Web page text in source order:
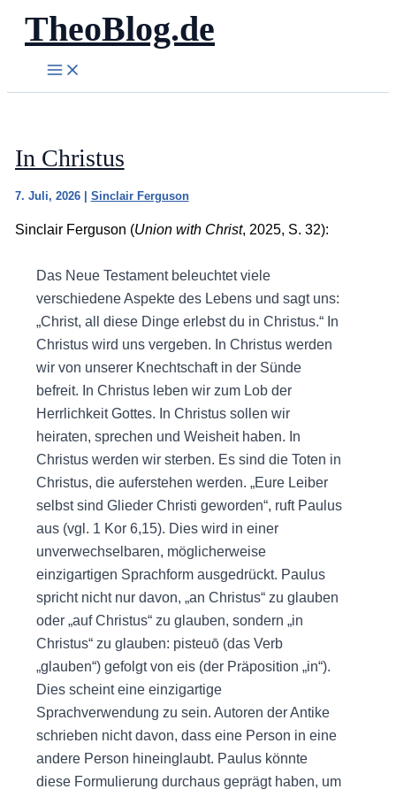
Zum
Inhalt
springen
TheoBlog.de
In Christus
7. Juli, 2026 Sinclair Ferguson
Sinclair Ferguson (Union with Christ, 2025, S. 32):
Das Neue Testament beleuchtet viele
verschiedene Aspekte des Lebens und sagt uns:
„Christ, all diese Dinge erlebst du in Christus.“ In
Christus wird uns vergeben. In Christus werden
wir von unserer Knechtschaft in der Sünde
befreit. In Christus leben wir zum Lob der
Herrlichkeit Gottes. In Christus sollen wir
heiraten, sprechen und Weisheit haben. In
Christus werden wir sterben. Es sind die Toten in
Christus, die auferstehen werden. „Eure Leiber
selbst sind Glieder Christi geworden“, ruft Paulus
aus (vgl. 1 Kor 6,15). Dies wird in einer
unverwechselbaren, möglicherweise
einzigartigen Sprachform ausgedrückt. Paulus
spricht nicht nur davon, „an Christus“ zu glauben
oder „auf Christus“ zu glauben, sondern „in
Christus“ zu glauben: pisteuō (das Verb
„glauben“) gefolgt von eis (der Präposition „in“).
Dies scheint eine einzigartige
Sprachverwendung zu sein. Autoren der Antike
schrieben nicht davon, dass eine Person in eine
andere Person hineinglaubt. Paulus könnte
diese Formulierung durchaus geprägt haben, um